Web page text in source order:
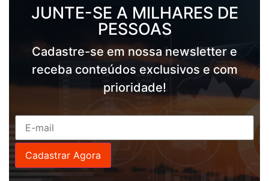
JUNTE-SE A MILHARES DE
PESSOAS
Cadastre-se em nossa newsletter e
receba conteúdos exclusivos e com
prioridade!